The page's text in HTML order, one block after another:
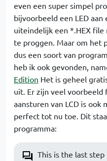
even een super simpel
bijvoorbeeld een LED
uiteindelijk een *.HEX file
te proggen. Maar om het
dus een soort van
heb ik ook gevonden,
Edition Het is geheel
uit. Er zijn veel
aansturen van LCD is
perfect tot nu toe. Dit
programma:
This is the last